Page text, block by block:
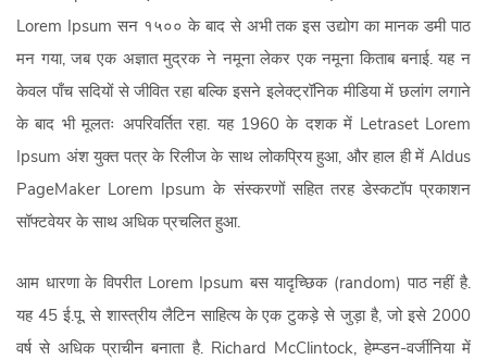
Lorem Ipsum सन १५०० के बाद से अभी तक इस उद्योग का मानक डमी पाठ
मन गया, जब एक अज्ञात मुद्रक ने नमूना लेकर एक नमूना किताब बनाई. यह न
केवल पाँच सदियों से जीवित रहा बल्कि इसने इलेक्ट्रॉनिक मीडिया में छलांग लगाने
के बाद भी मूलतः अपरिवर्तित रहा. यह 1960 के दशक में Letraset Lorem
Ipsum अंश युक्त पत्र के रिलीज के साथ लोकप्रिय हुआ, और हाल ही में Aldus
PageMaker Lorem Ipsum के संस्करणों सहित तरह डेस्कटॉप प्रकाशन
सॉफ्टवेयर के साथ अधिक प्रचलित हुआ.
आम धारणा के विपरीत Lorem Ipsum बस यादृच्छिक (random) पाठ नहीं है.
यह 45 ई.पू. से शास्त्रीय लैटिन साहित्य के एक टुकड़े से जुड़ा है, जो इसे 2000
वर्ष से अधिक प्राचीन बनाता है. Richard McClintock, हेम्प्डन-वर्जीनिया में